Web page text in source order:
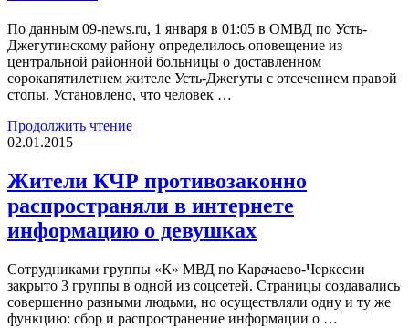
По данным 09-news.ru, 1 января в 01:05 в ОМВД по Усть-
Джегутинскому району определилось оповещение из
центральной районной больницы о доставленном
сорокапятилетнем жителе Усть-Джегуты с отсечением правой
стопы. Установлено, что человек …
Продолжить чтение
02.01.2015
Жители КЧР противозаконно
распространяли в интернете
информацию о девушках
Сотрудниками группы «К» МВД по Карачаево-Черкесии
закрыто 3 группы в одной из соцсетей. Страницы создавались
совершенно разными людьми, но осуществляли одну и ту же
функцию: сбор и распространение информации о …